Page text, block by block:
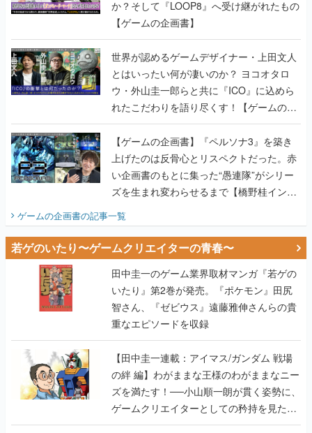
か？そして『LOOP8』へ受け継がれたもの
【ゲームの企画書】
世界が認めるゲームデザイナー・上田文人
とはいったい何が凄いのか？ ヨコオタロ
ウ・外山圭一郎らと共に『ICO』に込めら
れたこだわりを語り尽くす！【ゲームの企
画書】
【ゲームの企画書】『ペルソナ3』を築き
上げたのは反骨心とリスペクトだった。赤
い企画書のもとに集った“愚連隊”がシリー
ズを生まれ変わらせるまで【橋野桂インタ
ゲームの企画書の記事一覧
若ゲのいたり〜ゲームクリエイターの青春〜
田中圭一のゲーム業界取材マンガ『若ゲの
いたり』第2巻が発売。『ポケモン』田尻
智さん、『ゼビウス』遠藤雅伸さんらの貴
重なエピソードを収録
【田中圭一連載：アイマス/ガンダム 戦場
の絆 編】わがままな王様のわがままなニー
ズを満たす！──小山順一朗が貫く姿勢に、
ゲームクリエイターとしての矜持を見た
【若ゲのいたり最終回】